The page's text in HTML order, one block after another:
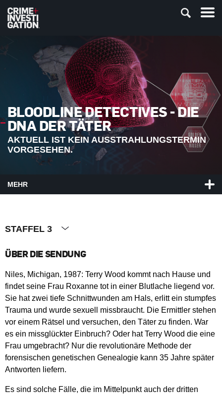
BLOODLINE DETECTIVES - DIE
DNA DER TÄTER
AKTUELL IST KEIN AUSSTRAHLUNGSTERMIN
VORGESEHEN.
MEHR
STAFFEL 3
ÜBER DIE SENDUNG
Niles, Michigan, 1987: Terry Wood kommt nach Hause und
findet seine Frau Roxanne tot in einer Blutlache liegend vor.
Sie hat zwei tiefe Schnittwunden am Hals, erlitt ein stumpfes
Trauma und wurde sexuell missbraucht. Die Ermittler stehen
vor einem Rätsel und versuchen, den Täter zu finden. War
es ein missglückter Einbruch? Oder hat Terry Wood die eine
Frau umgebracht? Nur die revolutionäre Methode der
forensischen genetischen Genealogie kann 35 Jahre später
Antworten liefern.
Es sind solche Fälle, die im Mittelpunkt auch der dritten